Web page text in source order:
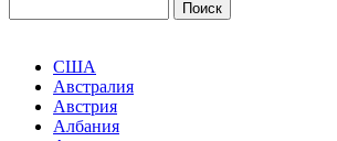
США
Австралия
Австрия
Албания